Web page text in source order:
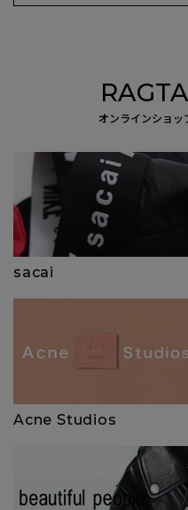
オンラインショッ
sacai
Acne Studios